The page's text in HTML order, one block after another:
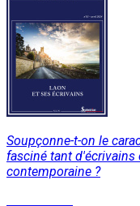
Soupçonne-t-on le
fasciné tant d'écrivains
contemporaine ?